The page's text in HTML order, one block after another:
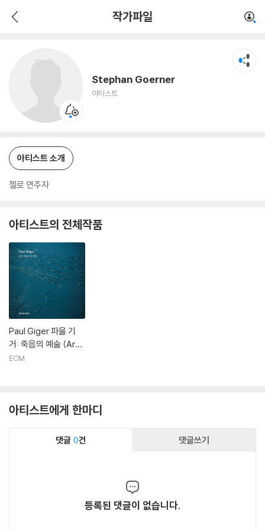
작가파일
Stephan Goerner
아티스트
아티스트 소개
첼로 연주자
아티스트의 전체작품
Paul Giger 파울 기
거: 죽음의 예술 (Ars
Moriendi)
ECM
아티스트에게 한마디
댓글 0건 댓글쓰기
등록된 댓글이 없습니다.